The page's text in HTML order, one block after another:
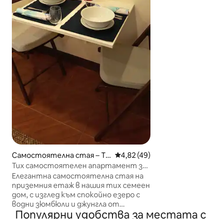
Самостоятелна стая – Ta
mbon Khlong Klua
Средна оценка: 4,82 от 5,
4,82 (49)
Тих самостоятелен апартамент за
гости близо до метростанция
Central/Pink
Елегантна самостоятелна стая на
приземния етаж в нашия тих семеен
дом, с изглед към спокойно езеро с
водни зюмбюли и джунгла от
зеленина. Гостите постоянно
Популярни удобства за местата с